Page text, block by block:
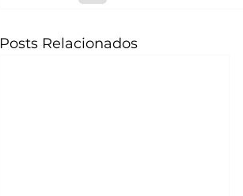
Posts Relacionados